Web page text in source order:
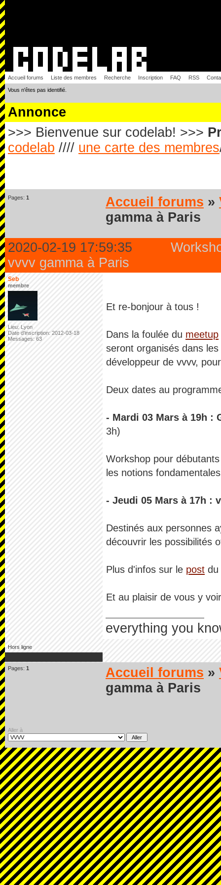
Accueil forums Liste des membres Recherche Inscription FAQ RSS
Vous n'êtes pas identifié.
Annonce
>>> Bienvenue sur codelab! >>>
codelab //// une carte des membres
Pages: 1 Accueil forums »
gamma à Paris
2020-02-19 17:59:35
vvvv gamma à Paris
Seb
membre
Lieu: Lyon
Date d'inscription: 2012-03-18
Messages: 63
Et re-bonjour à tous !
Dans la foulée du meetup
seront organisés dans
développeur de vvvv,
Deux dates au
- Mardi 03 Mars à 19h :
3h)
Workshop pour
les notions
- Jeudi 05 Mars à 17h :
Destinés aux personnes
découvrir les possibilités
Plus d'infos sur le post du
Et au plaisir de vous y
everything you
Hors ligne
Pages: 1 Accueil forums »
gamma à Paris
Aller à